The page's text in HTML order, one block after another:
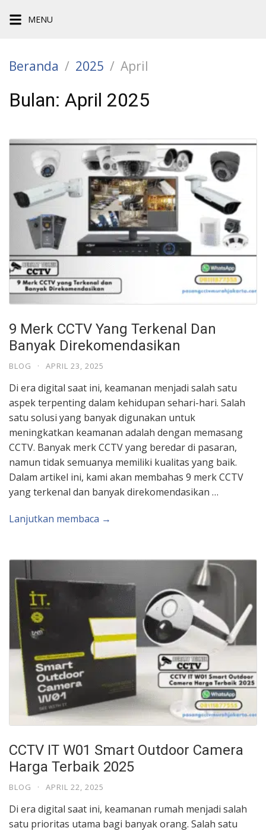
ke
MENU
Beranda 2025 April
Bulan: April 2025
9 Merk CCTV Yang Terkenal Dan
Banyak Direkomendasikan
BLOG · APRIL 23, 2025
Di era digital saat ini, keamanan menjadi salah satu
aspek terpenting dalam kehidupan sehari-hari. Salah
satu solusi yang banyak digunakan untuk
meningkatkan keamanan adalah dengan memasang
CCTV. Banyak merk CCTV yang beredar di pasaran,
namun tidak semuanya memiliki kualitas yang baik.
Dalam artikel ini, kami akan membahas 9 merk CCTV
yang terkenal dan banyak direkomendasikan …
Lanjutkan membaca →
CCTV IT W01 Smart Outdoor Camera
Harga Terbaik 2025
BLOG · APRIL 22, 2025
Di era digital saat ini, keamanan rumah menjadi salah
satu prioritas utama bagi banyak orang. Salah satu